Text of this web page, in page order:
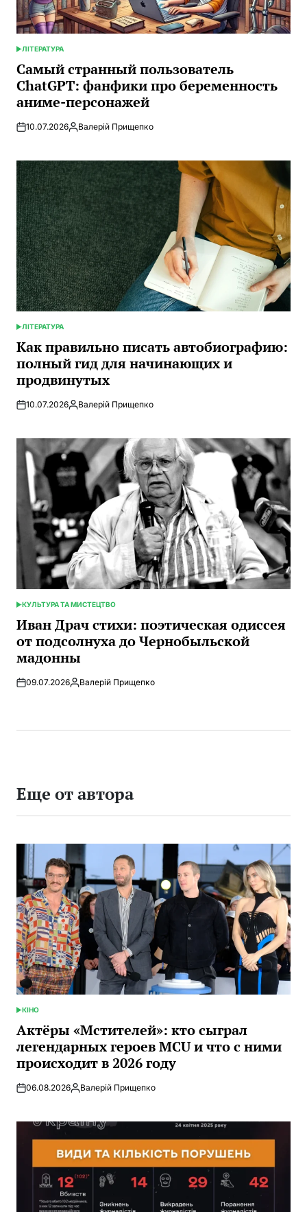
ОПУБЛИКОВАНО
В
ЛІТЕРАТУРА
Самый странный пользователь
ChatGPT: фанфики про беременность
аниме-персонажей
10.07.2026Запись
Валерій Прищепко
ОПУБЛИКОВАНО
В
ЛІТЕРАТУРА
Как правильно писать автобиографию:
полный гид для начинающих и
продвинутых
10.07.2026Запись
Валерій Прищепко
ОПУБЛИКОВАНО
В
КУЛЬТУРА ТА МИСТЕЦТВО
Иван Драч стихи: поэтическая одиссея
от подсолнуха до Чернобыльской
мадонны
09.07.2026Запись
Валерій Прищепко
Еще от автора
ОПУБЛИКОВАНО
КІНО
Актёры «Мстителей»: кто сыграл
легендарных героев MCU и что с ними
происходит в 2026 году
06.08.2026Запись
Валерій Прищепко